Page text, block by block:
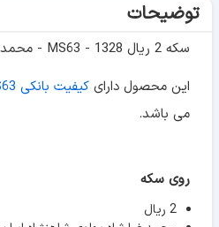
توضیحات
سکه 2 ریال 1328 - MS63 - محمد رضا شاه
این محصول دارای کیفیت بانکی MS63
می باشد.
روی سکه
2 ریال